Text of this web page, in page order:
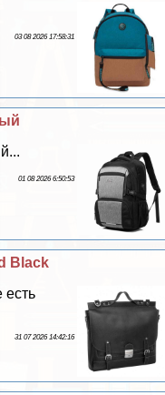
03 08 2026 17:58:31
01 08 2026 6:50:53
Black
есть
31 07 2026 14:42:16